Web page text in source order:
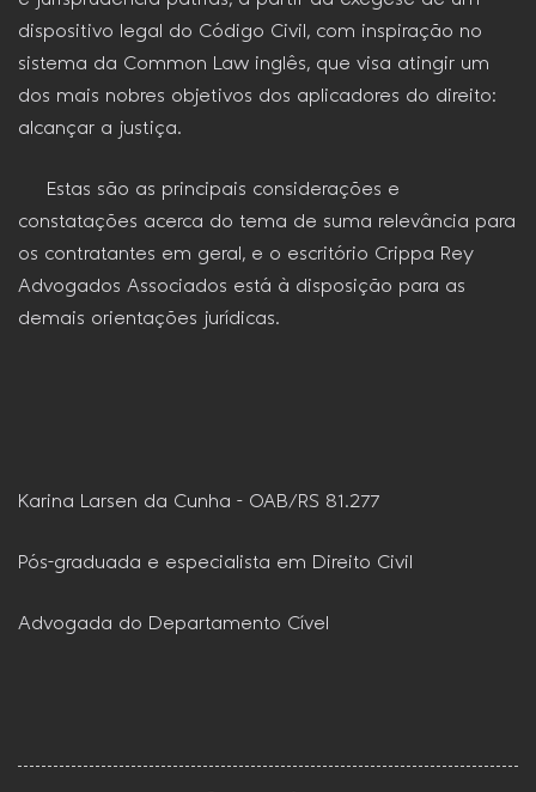
dispositivo legal do Código Civil, com inspiração no
sistema da Common Law inglês, que visa atingir um
dos mais nobres objetivos dos aplicadores do direito:
alcançar a justiça.
Estas são as principais considerações e
constatações acerca do tema de suma relevância para
os contratantes em geral, e o escritório Crippa Rey
Advogados Associados está à disposição para as
demais orientações jurídicas.
Karina Larsen da Cunha – OAB/RS 81.277
Pós-graduada e especialista em Direito Civil
Advogada do Departamento Cível